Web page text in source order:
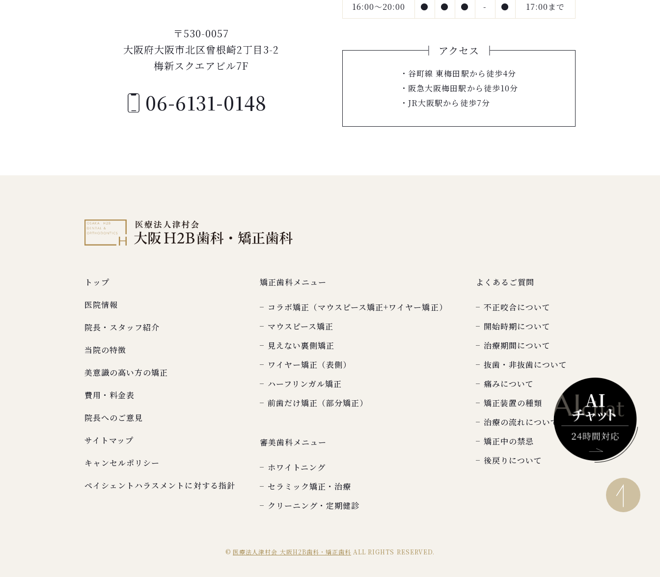
〒530-0057
大阪府大阪市北区曾根崎2丁目3-2
梅新スクエアビル7F
06-6131-0148
16:00～20:00 ● ● ● - ● 17:00まで
アクセス
・谷町線 東梅田駅から徒歩4分
・阪急大阪梅田駅から徒歩10分
・JR大阪駅から徒歩7分
トップ
医院情報
院長・スタッフ紹介
当院の特徴
美意識の高い方の矯正
費用・料金表
院長へのご意見
サイトマップ
キャンセルポリシー
ペイシェントハラスメントに対する指針
矯正歯科メニュー
コラボ矯正（マウスピース矯正+ワイヤー矯正）
マウスピース矯正
見えない裏側矯正
ワイヤー矯正（表側）
ハーフリンガル矯正
前歯だけ矯正（部分矯正）
審美歯科メニュー
ホワイトニング
セラミック矯正・治療
クリーニング・定期健診
よくあるご質問
不正咬合について
開始時期について
治療期間について
抜歯・非抜歯について
痛みについて
矯正装置の種類
治療の流れについて
矯正中の禁忌
後戻りについて
© 医療法人津村会 大阪H2B歯科・矯正歯科 ALL RIGHTS RESERVED.